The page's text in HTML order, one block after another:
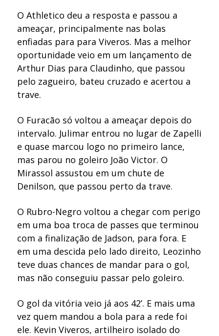
O Athletico deu a resposta e passou a
ameaçar, principalmente nas bolas
enfiadas para para Viveros. Mas a melhor
oportunidade veio em um lançamento de
Arthur Dias para Claudinho, que passou
pelo zagueiro, bateu cruzado e acertou a
trave.
O Furacão só voltou a ameaçar depois do
intervalo. Julimar entrou no lugar de Zapelli
e quase marcou logo no primeiro lance,
mas parou no goleiro João Victor. O
Mirassol assustou em um chute de
Denilson, que passou perto da trave.
O Rubro-Negro voltou a chegar com perigo
em uma boa troca de passes que terminou
com a finalização de Jadson, para fora. E
em uma descida pelo lado direito, Leozinho
teve duas chances de mandar para o gol,
mas não conseguiu passar pelo goleiro.
O gol da vitória veio já aos 42’. E mais uma
vez quem mandou a bola para a rede foi
ele. Kevin Viveros, artilheiro isolado do